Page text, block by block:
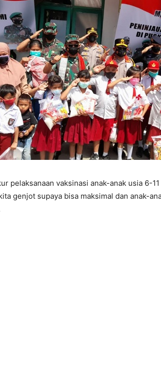
pelaksanaan vaksinasi anak-anak usia 6-
genjot supaya bisa maksimal dan anak-